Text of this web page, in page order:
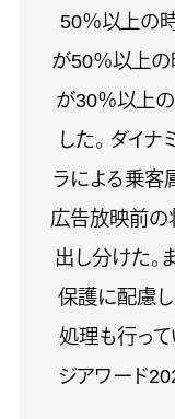
50％以上の時
が50％以上の
が30％以上の
した。 ダイ
ラによる乗客
広告放映前の
出し分けた。
保護に配慮
処理も行っ
ジアワード